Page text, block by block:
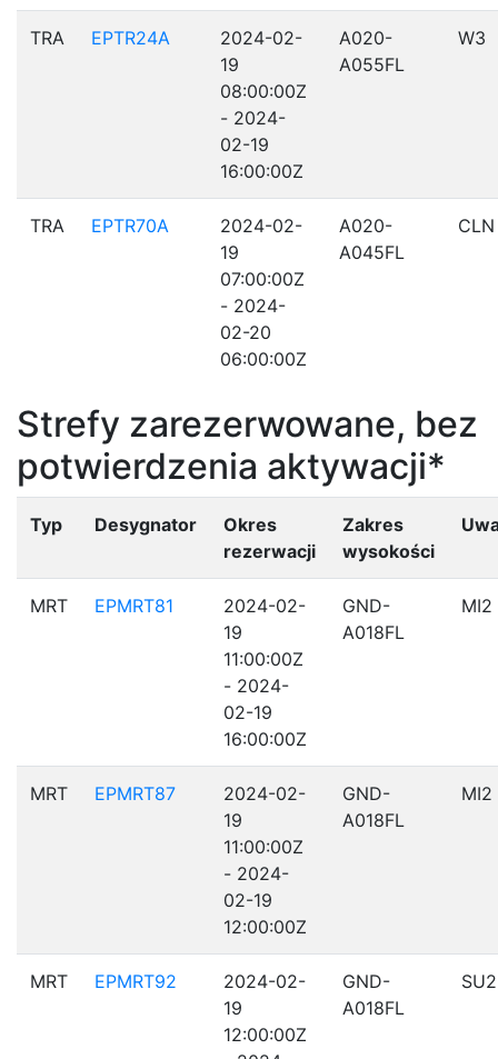
TRA EPTR24A
2024-02-
19
08:00:00Z
- 2024-
02-19
16:00:00Z
A020-
A055FL
W3
TRA EPTR70A
2024-02-
19
07:00:00Z
- 2024-
02-20
06:00:00Z
A020-
A045FL
CLN
Strefy zarezerwowane, bez
potwierdzenia aktywacji*
Typ Desygnator
Okres
rezerwacji
Zakres
wysokości
MRT EPMRT81
2024-02-
19
11:00:00Z
- 2024-
02-19
16:00:00Z
GND-
A018FL
MI2
MRT EPMRT87
2024-02-
19
11:00:00Z
- 2024-
02-19
12:00:00Z
GND-
A018FL
MI2
MRT EPMRT92
2024-02-
19
12:00:00Z
GND-
A018FL